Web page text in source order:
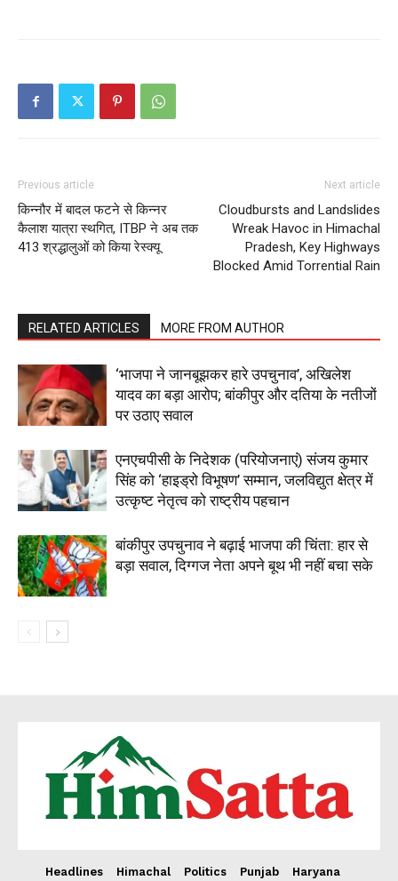
SUBSCRIBE NOW
Company
About
My account
Previous article
किन्नौर में बादल फटने से किन्नर
कैलाश यात्रा स्थगित, ITBP ने अब तक
413 श्रद्धालुओं को किया रेस्क्यू
Next article
Cloudbursts and Landslides
Wreak Havoc in Himachal
Pradesh, Key Highways
Blocked Amid Torrential Rain
RELATED ARTICLES MORE FROM AUTHOR
‘भाजपा ने जानबूझकर हारे उपचुनाव’, अखिलेश
यादव का बड़ा आरोप; बांकीपुर और दतिया के नतीजों
पर उठाए सवाल
एनएचपीसी के निदेशक (परियोजनाएं) संजय कुमार
सिंह को ‘हाइड्रो विभूषण’ सम्मान, जलविद्युत क्षेत्र में
उत्कृष्ट नेतृत्व को राष्ट्रीय पहचान
बांकीपुर उपचुनाव ने बढ़ाई भाजपा की चिंता: हार से
बड़ा सवाल, दिग्गज नेता अपने बूथ भी नहीं बचा सके
Headlines Himachal Politics Punjab
Haryana